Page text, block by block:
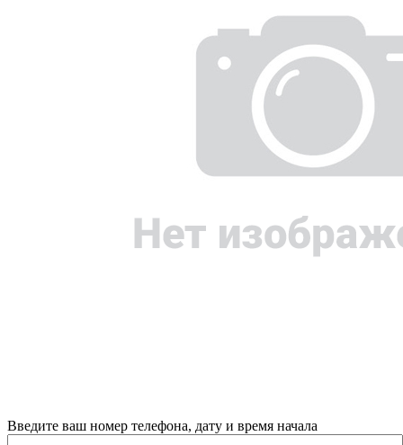
Введите ваш номер телефона, дату и время начала